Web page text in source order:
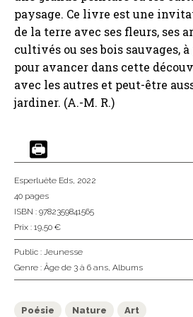
paysage. Ce livre est une
de la terre avec ses fleurs, ses
cultivés ou ses bois sauvages,
pour avancer dans cette
avec les autres et peut-être
jardiner. (A.-M. R.)
Esperluète Eds, 2022
40 pages
ISBN : 9782359841565
Prix : 19,50 €
Public : Jeunesse
Genre : Âge de 3 à 6 ans, Albums
Poésie Nature Art